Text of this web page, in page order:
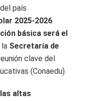
país
2025-2026.
básica será el
Secretaría de
clave del
(Conaedu).
las altas